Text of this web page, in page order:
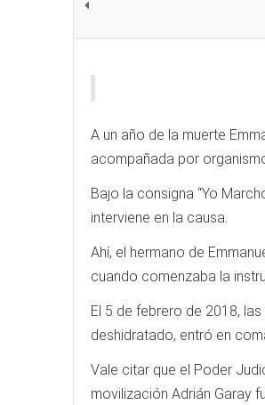
A un año de la muerte
acompañada por
Bajo la consigna “Yo
interviene en la causa.
Ahí, el hermano de
cuando comenzaba la
El 5 de febrero de 2018,
deshidratado, entró en
Vale citar que el Poder
movilización Adrián Garay